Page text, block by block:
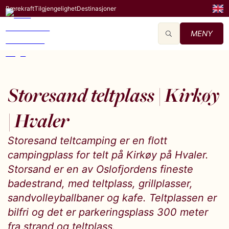
BærekraftTilgjengelighetDestinasjoner
MENY
Storesand teltplass | Kirkøy
| Hvaler
Storesand teltcamping er en flott
campingplass for telt på Kirkøy på Hvaler.
Storsand er en av Oslofjordens fineste
badestrand, med teltplass, grillplasser,
sandvolleyballbaner og kafe. Teltplassen er
bilfri og det er parkeringsplass 300 meter
fra strand og teltplass.